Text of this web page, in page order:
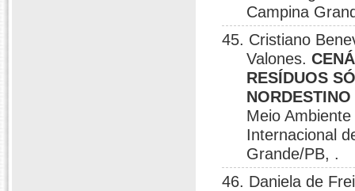
Campina
45. Cristiano
Valones.
RESÍDUOS
Meio
Internacional
Grande/PB, .
46. Daniela de